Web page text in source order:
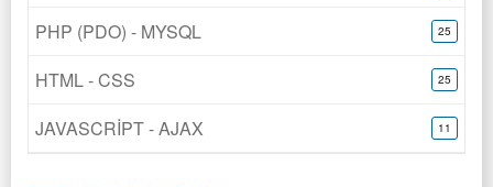
PHP (PDO) - MYSQL 25
HTML - CSS 25
JAVASCRİPT - AJAX 11